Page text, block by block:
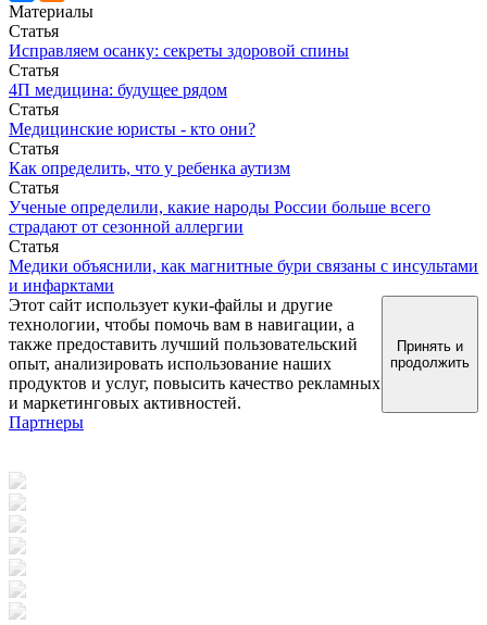
Материалы
Статья
Исправляем осанку: секреты здоровой спины
Статья
4П медицина: будущее рядом
Статья
Медицинские юристы - кто они?
Статья
Как определить, что у ребенка аутизм
Статья
Ученые определили, какие народы России больше всего
страдают от сезонной аллергии
Статья
Медики объяснили, как магнитные бури связаны с инсультами
и инфарктами
Этот сайт использует куки-файлы и другие
технологии, чтобы помочь вам в навигации, а
также предоставить лучший пользовательский
опыт, анализировать использование наших
продуктов и услуг, повысить качество рекламных
и маркетинговых активностей.
Принять и
продолжить
Партнеры